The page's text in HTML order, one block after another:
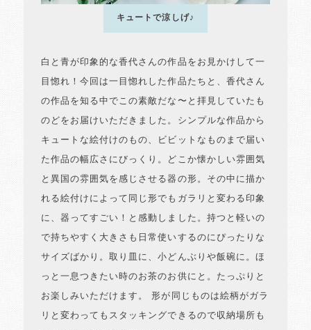
キュートで涼しげ♪
白と青が印象的な香代さんの作品をお見かけして一
目惚れ！今回は一目惚れした作品たちと、香代さん
の作品を知る中でこの素敵だな〜と拝見していたも
のどをお届けいただきました。シンプルな作品から
キュートな絵付けのもの、ビビットなものまで届い
た作品の幅広さにびっくり。どこか懐かしい雰囲気
と異国の雰囲気を感じさせる器の形。その中に描か
れる絵付けによって同じ形でもガラリと変わる印象
に、器ってすごい！と感動しました。持つと軽いの
で持ちやすく大きさも日常使いするのにぴったりな
サイズばかり。取り皿に、小どんぶりや飯碗に。ほ
っと一息つきたい時のお茶のお供にと。たっぷりと
お楽しみいただけます。 形が同じものは絵柄がガラ
リと変わってもスタッキングできるので収納場所も